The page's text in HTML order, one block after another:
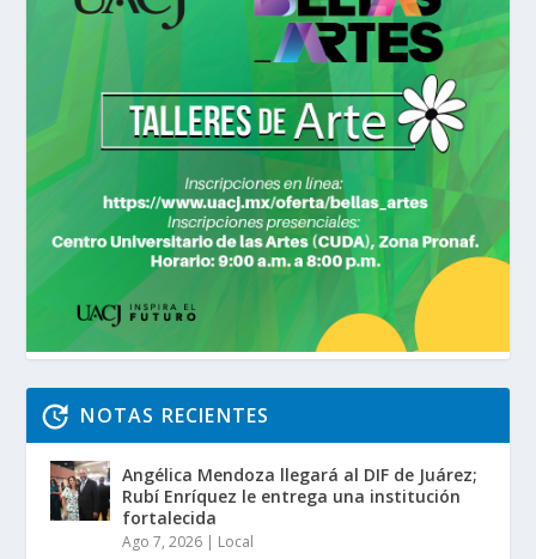
NOTAS RECIENTES
Angélica Mendoza llegará al DIF de Juárez;
Rubí Enríquez le entrega una institución
fortalecida
Ago 7, 2026 | Local